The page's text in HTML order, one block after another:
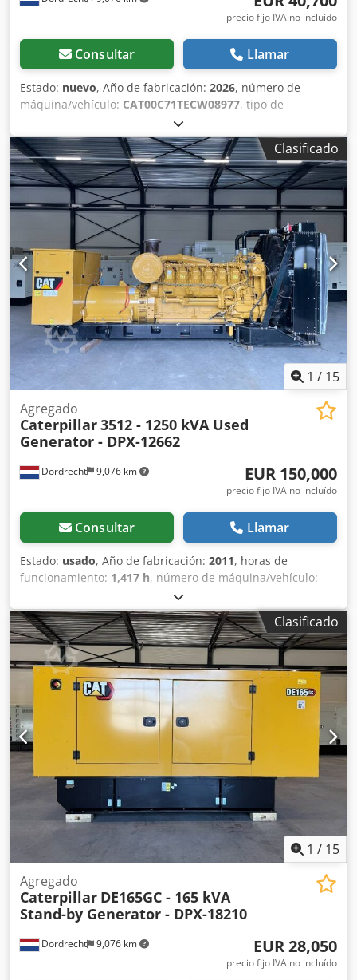
precio fijo IVA no incluído
Consultar Llamar
Estado: nuevo, Año de fabricación: 2026, número de
máquina/vehículo: CAT00C71TECW08977, tipo de
, fabricante de motores:
C7.1, Finalidad: Construcción Peso en vacío: 2.238 kg
Potencia del generador: 220 kVA Dimensiones del
compartimento de carga: 352 x 133 x 181 cm Marcado CE:
sí Capacidad del depósito de agua: 418 l País de
fabricación: Reino Unido Contacte al equipo DPX para
obtener más información. = Otras opciones y accesorios =
Dksdpfx Agsw Thn Us Ror - Batería - Cuadro de control -
Techo de acero - Depósito
Clasificado
1 / 15
Dordrecht 9,076 km
Agregado
Caterpillar3512 - 1250 kVA Used
Generator - DPX-12662
EUR 150,000
precio fijo IVA no incluído
Consultar Llamar
Estado: usado, Año de fabricación: 2011, horas de
funcionamiento: 1,417 h, número de máquina/vehículo:
, tipo de combustible:
motores:Caterpillar 3512, Finalidad de uso: Construcción
Peso en vacío: 14 000 kg Dkjdpfxszn Erle Ag Rsr Potencia
del generador: 1250 kVA Dimensiones de la zona de carga:
565 x 220 x 230 cm País de fabricación: EE. UU. Póngase en
contacto con el equipo de DPX para obtener más
información. = Opciones y accesorios adicionales = - Panel
de control
Clasificado
1 / 15
Dordrecht 9,076 km
Agregado
Caterpillar DE165GC - 165 kVA
Stand-by Generator - DPX-18210
EUR 28,050
precio fijo IVA no incluído